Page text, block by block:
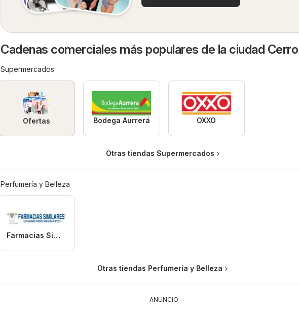
Cadenas comerciales más populares de la ciudad
Supermercados
Ofertas Bodega Aurrerá OXXO
Otras tiendas Supermercados
Perfumería y Belleza
Farmacias Similares
Otras tiendas Perfumería y Belleza
ANUNCIO